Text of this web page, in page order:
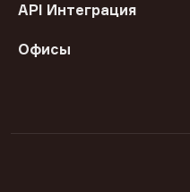
API Интеграция
Офисы